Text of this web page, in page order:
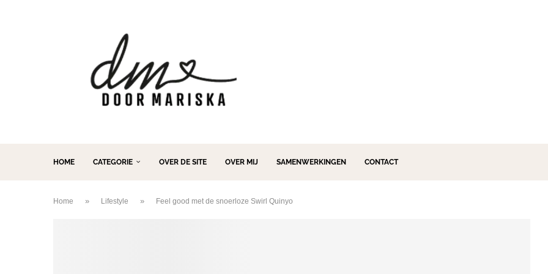
HOME CATEGORIE OVER DE SITE OVER MIJ SAMENWERKINGEN CONTACT
Home » Lifestyle » Feel good met de snoerloze Swirl Quinyo